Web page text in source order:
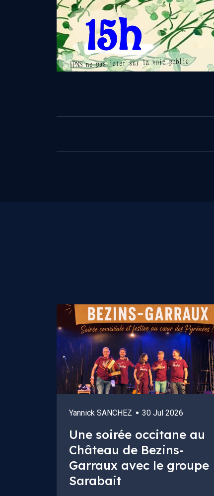
Yannick SANCHEZ 30 Jul 2026
Une soirée occitane au
Château de Bezins-
Garraux avec le groupe
Sarabait